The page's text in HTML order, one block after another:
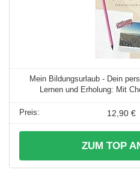
Mein Bildungsurlaub - Dein
Lernen und Erholung: Mit
12,90 €
ZUM TOP